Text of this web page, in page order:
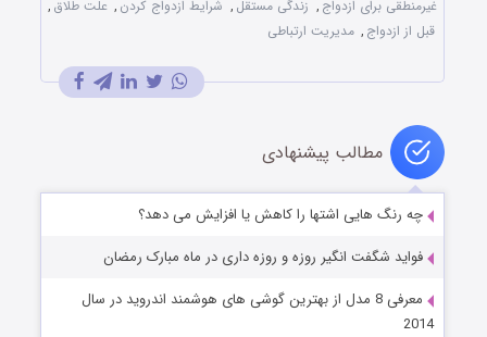
غیرمنطقی برای ازدواج , زندگی مستقل , شرایط ازدواج کردن , علت طلاق ,
قبل از ازدواج , مدیریت ارتباطی
مطالب پیشنهادی
چه رنگ هایی اشتها را کاهش یا افزایش می دهد؟
فواید شگفت انگیر روزه و روزه داری در ماه مبارک رمضان
معرفی 8 مدل از بهترین گوشی های هوشمند اندروید در سال
2014